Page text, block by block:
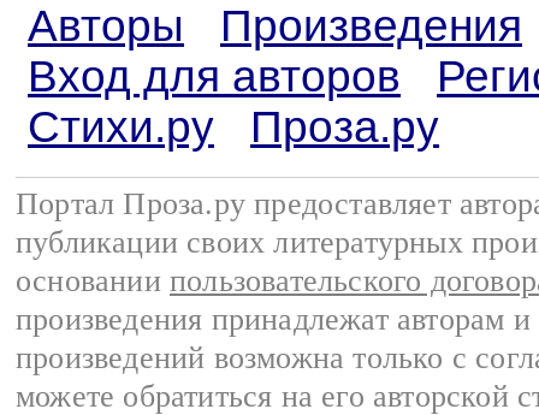
Авторы
Произведения
Вход для авторов
Стихи.ру
Проза.ру
Портал Проза.ру предоставляет
публикации своих литературных
основании пользовательского
произведения принадлежат авторам
произведений возможна только с
можете обратиться на его авторской